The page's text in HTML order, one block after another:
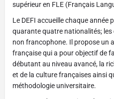
supérieur en FLE (Français
Le DEFI accueille chaque année
quarante quatre nationalités;
non francophone. Il propose un
française qui a pour objectif de
débutant au niveau avancé, la
et de la culture françaises ainsi
méthodologie universitaire.